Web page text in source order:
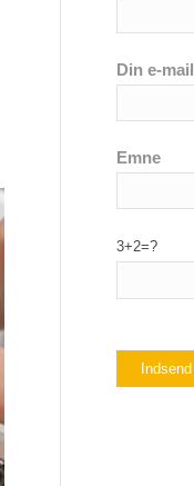
Din e-mail
Emne
3+2=?